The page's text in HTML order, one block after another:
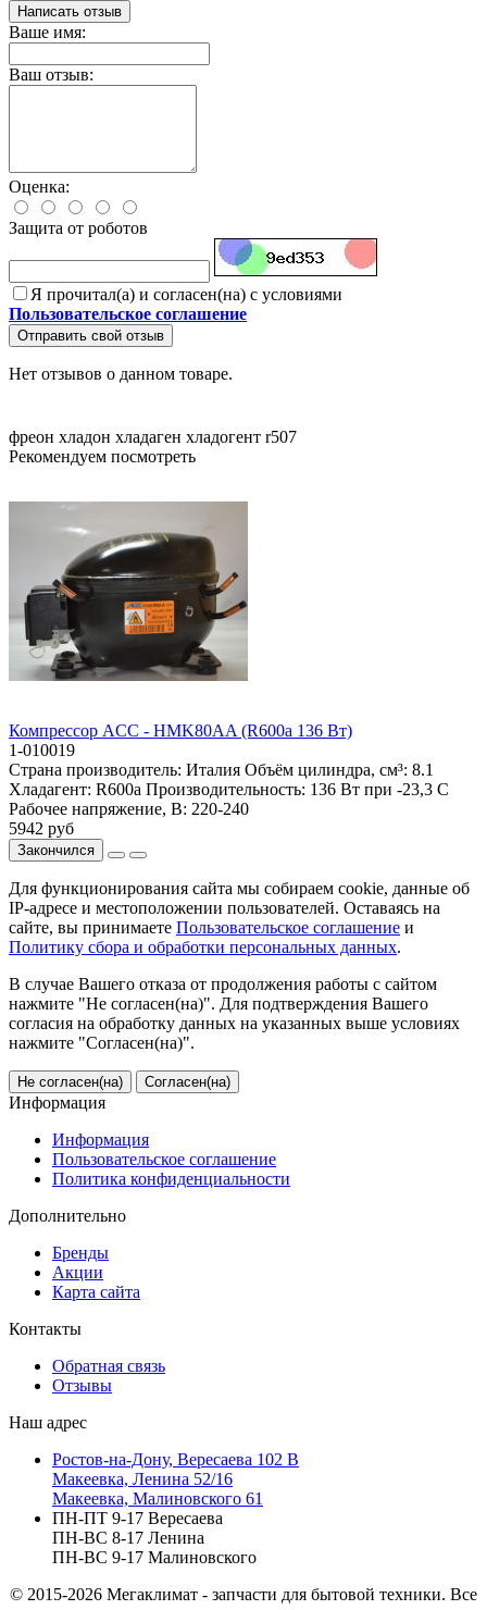
Написать отзыв
Ваше имя:
Ваш отзыв:
Оценка:
Защита от роботов
Я прочитал(а) и согласен(на) с условиями
Пользовательское соглашение
Отправить свой отзыв
Нет отзывов о данном товаре.
фреон хладон хладаген хладогент r507
Рекомендуем посмотреть
Компрессор ACC - HMK80AA (R600a 136 Вт)
1-010019
Страна производитель: Италия Объём цилиндра, см³: 8.1
Хладагент: R600a Производительность: 136 Вт при -23,3 С
Рабочее напряжение, В: 220-240
5942 руб
Закончился
Для функционирования сайта мы собираем cookie, данные об
IP-адресе и местоположении пользователей. Оставаясь на
сайте, вы принимаете Пользовательское соглашение и
Политику сбора и обработки персональных данных.
В случае Вашего отказа от продолжения работы с сайтом
нажмите "Не согласен(на)". Для подтверждения Вашего
согласия на обработку данных на указанных выше условиях
нажмите "Согласен(на)".
Не согласен(на) Согласен(на)
Информация
Информация
Пользовательское соглашение
Политика конфиденциальности
Дополнительно
Бренды
Акции
Карта сайта
Контакты
Обратная связь
Отзывы
Наш адрес
Ростов-на-Дону, Вересаева 102 В
Макеевка, Ленина 52/16
Макеевка, Малиновского 61
ПН-ПТ 9-17 Вересаева
ПН-ВС 8-17 Ленина
ПН-ВС 9-17 Малиновского
© 2015-2026 Мегаклимат - запчасти для бытовой техники. Все